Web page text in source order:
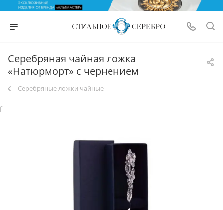
Серебряная чайная ложка
«Натюрморт» с чернением
Серебряные ложки чайные
f